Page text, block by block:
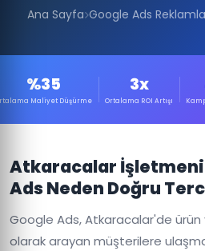
Ana Sayfa Google Ads
%35
Maliyet Düşürme
3x
Ortalama ROI Artışı
Atkaracalar
Ads Neden Doğru
Google Ads, Atkaracalar'de
olarak arayan müşterilere